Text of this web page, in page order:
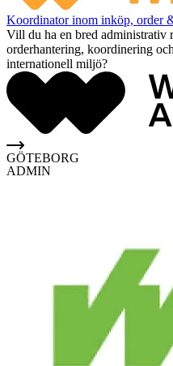
Koordinator inom inköp, order
Vill du ha en bred administrativ
orderhantering, koordinering
internationell miljö?
GÖTEBORG
ADMIN